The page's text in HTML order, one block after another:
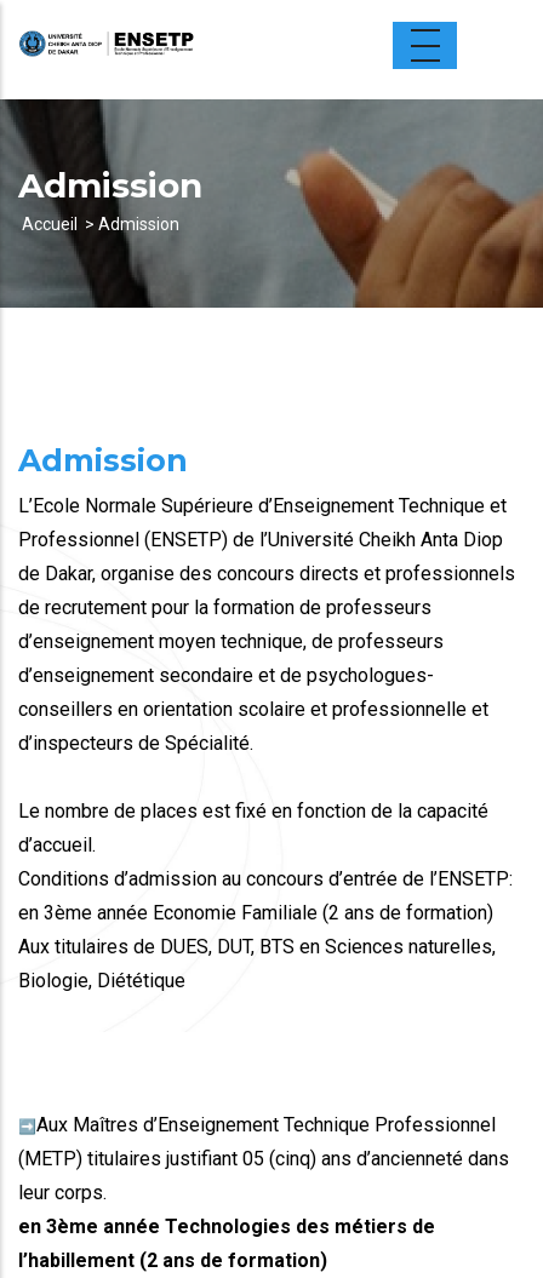
principal
Admission
d'Ariane
Accueil Admission
Admission
L’Ecole Normale Supérieure d’Enseignement Technique et
Professionnel (ENSETP) de l’Université Cheikh Anta Diop
de Dakar, organise des concours directs et professionnels
de recrutement pour la formation de professeurs
d’enseignement moyen technique, de professeurs
d’enseignement secondaire et de psychologues-
conseillers en orientation scolaire et professionnelle et
d’inspecteurs de Spécialité.
Le nombre de places est fixé en fonction de la capacité
d’accueil.
Conditions d’admission au concours d’entrée de l’ENSETP:
en 3ème année Economie Familiale (2 ans de formation)
Aux titulaires de DUES, DUT, BTS en Sciences naturelles,
Biologie, Diététique
➡️ Aux Maîtres d’Enseignement Technique Professionnel
(METP) titulaires justifiant 05 (cinq) ans d’ancienneté dans
leur corps.
en 3ème année Technologies des métiers de
l’habillement (2 ans de formation)